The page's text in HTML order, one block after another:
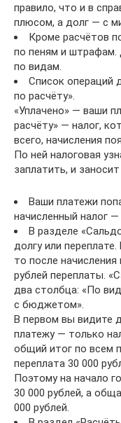
правило, что и в
плюсом, а долг — с
Кроме расчётов
по пеням и штрафам.
по видам.
Список операций
по расчёту».
«Уплачено» — ваши
расчёту» — налог,
всего, начисления
По ней налоговая
заплатить, и
Ваши платежи
начисленный налог
В разделе
долгу или
то после начисления
рублей переплаты.
два столбца: «По
с бюджетом».
В первом вы видите
платежу — только
общий итог по всем
переплата 30 000
Поэтому на начало
30 000 рублей, а
000 рублей.